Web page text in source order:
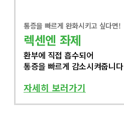
통증을 빠르게 완화시키고 싶다면!
렉센엔 좌제
환부에 직접 흡수되어
통증을 빠르게 감소시켜줍니다
자세히 보러가기